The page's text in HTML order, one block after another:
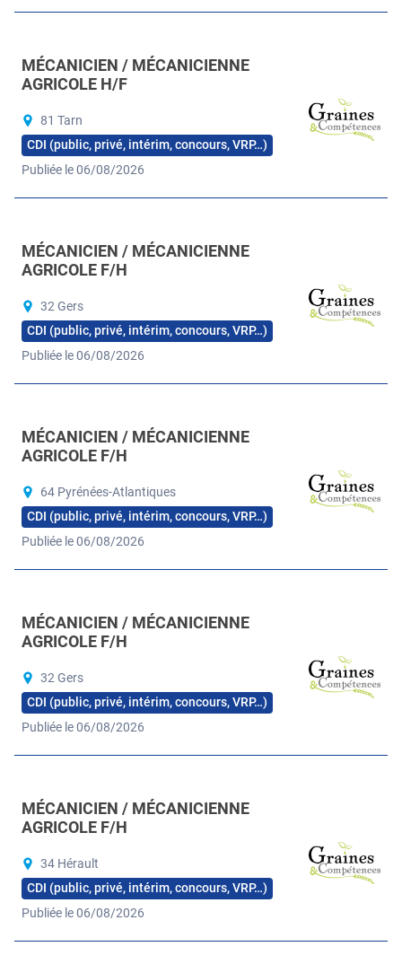
MÉCANICIEN / MÉCANICIENNE
AGRICOLE H/F
81 Tarn
CDI (public, privé, intérim, concours, VRP…)
Publiée le 06/08/2026
MÉCANICIEN / MÉCANICIENNE
AGRICOLE F/H
32 Gers
CDI (public, privé, intérim, concours, VRP…)
Publiée le 06/08/2026
MÉCANICIEN / MÉCANICIENNE
AGRICOLE F/H
64 Pyrénées-Atlantiques
CDI (public, privé, intérim, concours, VRP…)
Publiée le 06/08/2026
MÉCANICIEN / MÉCANICIENNE
AGRICOLE F/H
32 Gers
CDI (public, privé, intérim, concours, VRP…)
Publiée le 06/08/2026
MÉCANICIEN / MÉCANICIENNE
AGRICOLE F/H
34 Hérault
CDI (public, privé, intérim, concours, VRP…)
Publiée le 06/08/2026